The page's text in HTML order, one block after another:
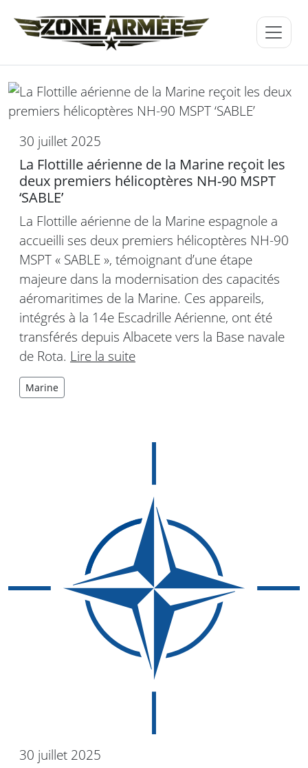
30 juillet 2025
La Flottille aérienne de la Marine reçoit les
deux premiers hélicoptères NH-90 MSPT
‘SABLE’
La Flottille aérienne de la Marine espagnole a
accueilli ses deux premiers hélicoptères NH-90
MSPT « SABLE », témoignant d’une étape
majeure dans la modernisation des capacités
aéromaritimes de la Marine. Ces appareils,
intégrés à la 14e Escadrille Aérienne, ont été
transférés depuis Albacete vers la Base navale
de Rota. Lire la suite
Marine
30 juillet 2025